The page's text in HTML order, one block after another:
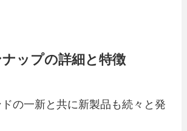
ップの詳細と特徴
の一新と共に新製品も続々と発